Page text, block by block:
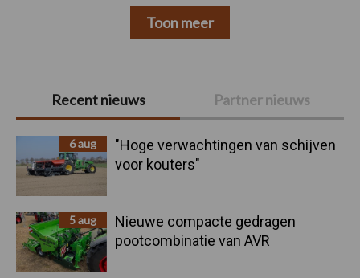
Primaire
Sidebar
Recent nieuws Partner nieuws
6 aug
"Hoge verwachtingen van schijven
voor kouters"
5 aug
Nieuwe compacte gedragen
pootcombinatie van AVR
Toon meer